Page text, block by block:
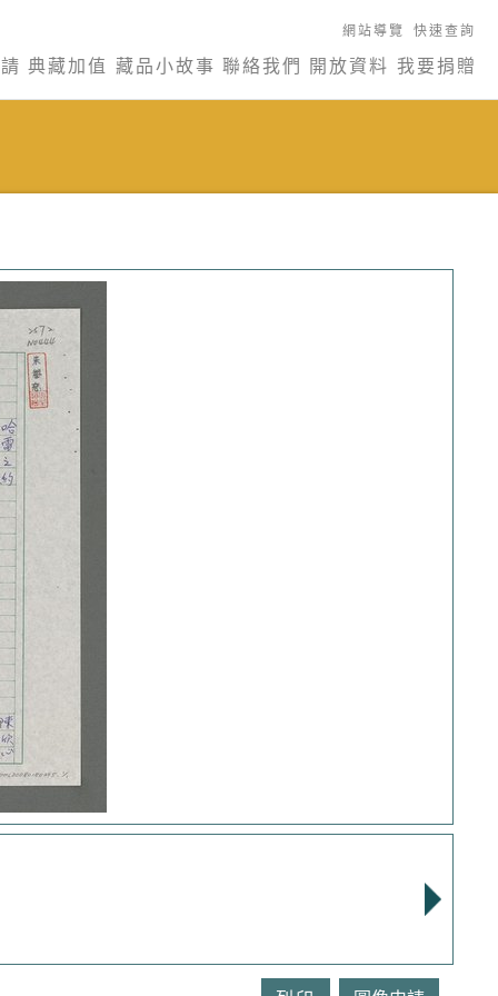
網站導覽 快速查詢
典藏加值 藏品小故事 聯絡我們 開放資料 我要捐贈